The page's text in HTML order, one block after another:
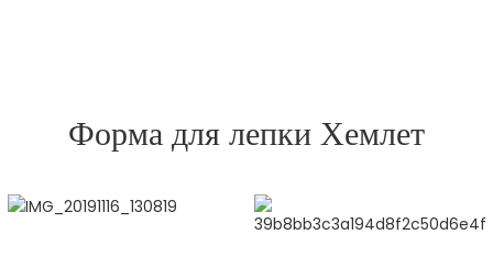
Форма для лепки Хемлет